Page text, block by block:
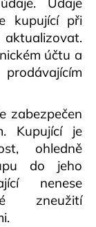
kupující při
účtu a
zabezpečen
Kupující je
ohledně
do jeho
nenese
zneužití